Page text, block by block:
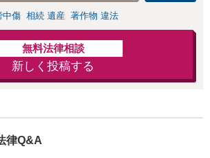
中傷 相続 遺産 著作物 違法
無料法律相談
新しく投稿する
律Q&A